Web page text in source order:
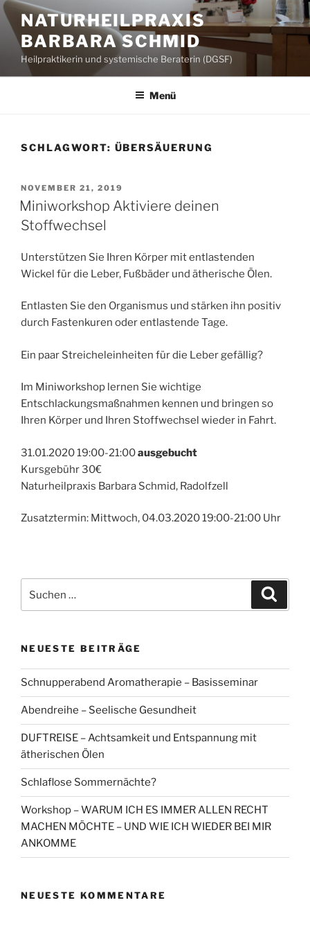
Zum
Inhalt
springen
NATURHEILPRAXIS
BARBARA SCHMID
Heilpraktikerin und systemische Beraterin (DGSF)
Menü
SCHLAGWORT: ÜBERSÄUERUNG
VERÖFFENTLICHT
AM
NOVEMBER 21, 2019
Miniworkshop Aktiviere deinen
Stoffwechsel
Unterstützen Sie Ihren Körper mit entlastenden
Wickel für die Leber, Fußbäder und ätherische Ölen.
Entlasten Sie den Organismus und stärken ihn positiv
durch Fastenkuren oder entlastende Tage.
Ein paar Streicheleinheiten für die Leber gefällig?
Im Miniworkshop lernen Sie wichtige
Entschlackungsmaßnahmen kennen und bringen so
Ihren Körper und Ihren Stoffwechsel wieder in Fahrt.
31.01.2020 19:00-21:00ausgebucht
Kursgebühr 30€
Naturheilpraxis Barbara Schmid, Radolfzell
Zusatztermin: Mittwoch, 04.03.2020 19:00-21:00 Uhr
nach:
NEUESTE BEITRÄGE
Schnupperabend Aromatherapie – Basisseminar
Abendreihe – Seelische Gesundheit
DUFTREISE – Achtsamkeit und Entspannung mit
ätherischen Ölen
Schlaflose Sommernächte?
Workshop – WARUM ICH ES IMMER ALLEN RECHT
MACHEN MÖCHTE – UND WIE ICH WIEDER BEI MIR
ANKOMME
NEUESTE KOMMENTARE